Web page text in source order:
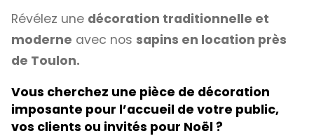
Révélez une décoration traditionnelle et
moderne avec nos sapins en location près
de Toulon.
Vous cherchez une pièce de décoration
imposante pour l’accueil de votre public,
vos clients ou invités pour Noël ?